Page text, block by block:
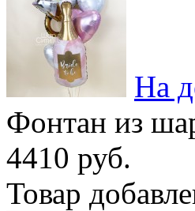
На
Фонтан из
4410 руб.
Товар